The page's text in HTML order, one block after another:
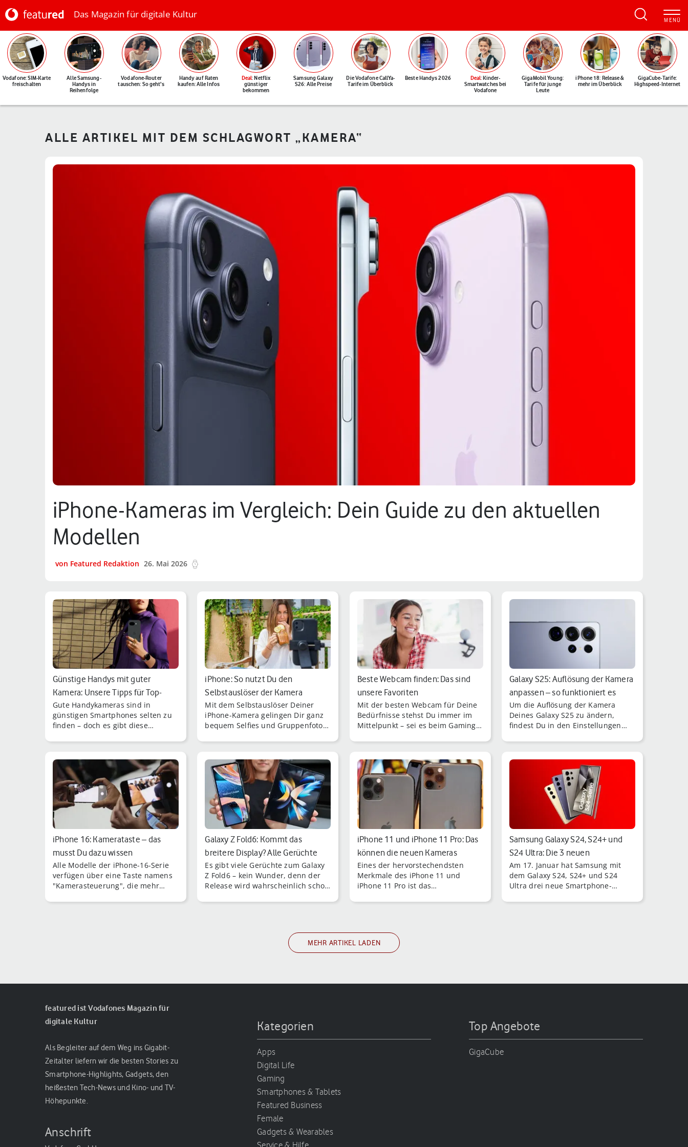
Das Magazin für digitale Kultur
Vodafone: SIM-Karte
freischalten
Alle Samsung-
Handys in
Reihenfolge
Vodafone-Router
tauschen: So geht's
Handy auf Raten
kaufen: Alle Infos
Deal: Netflix
günstiger
bekommen
Samsung Galaxy
S26: Alle Preise
Die Vodafone CallYa-
Tarife im Überblick
Beste Handys 2026 Deal: Kinder-
Smartwatches bei
Vodafone
GigaMobil Young:
Tarife für junge
Leute
iPhone 18: Release &
mehr im Überblick
GigaCube-Tarife:
Highspeed-Internet
ALLE ARTIKEL MIT DEM SCHLAGWORT „KAMERA“
iPhone-Kameras im Vergleich: Dein Guide zu den aktuellen
Modellen
von Featured Redaktion 26. Mai 2026
Günstige Handys mit guter
Kamera: Unsere Tipps für Top-
Fotos
Gute Handykameras sind in
günstigen Smartphones selten zu
finden – doch es gibt diese
iPhone: So nutzt Du den
Selbstauslöser der Kamera
Mit dem Selbstauslöser Deiner
iPhone-Kamera gelingen Dir ganz
bequem Selfies und Gruppenfotos.
Beste Webcam finden: Das sind
unsere Favoriten
Mit der besten Webcam für Deine
Bedürfnisse stehst Du immer im
Mittelpunkt – sei es beim Gaming,
Galaxy S25: Auflösung der Kamera
anpassen – so funktioniert es
Um die Auflösung der Kamera
Deines Galaxy S25 zu ändern,
findest Du in den Einstellungen
iPhone 16: Kamerataste – das
musst Du dazu wissen
Alle Modelle der iPhone-16-Serie
verfügen über eine Taste namens
"Kamerasteuerung", die mehr
Galaxy Z Fold6: Kommt das
breitere Display? Alle Gerüchte
Es gibt viele Gerüchte zum Galaxy
Z Fold6 – kein Wunder, denn der
Release wird wahrscheinlich schon
iPhone 11 und iPhone 11 Pro: Das
können die neuen Kameras
Eines der hervorstechendsten
Merkmale des iPhone 11 und
iPhone 11 Pro ist das
Samsung Galaxy S24, S24+ und
S24 Ultra: Die 3 neuen
Flaggschiffe …
Am 17. Januar hat Samsung mit
dem Galaxy S24, S24+ und S24
Ultra drei neue Smartphone-
MEHR ARTIKEL LADEN
featured ist Vodafones Magazin für
digitale Kultur
Als Begleiter auf dem Weg ins Gigabit-
Zeitalter liefern wir die besten Stories zu
Smartphone-Highlights, Gadgets, den
heißesten Tech-News und Kino- und TV-
Höhepunkte.
Anschrift
Kategorien
Apps
Digital Life
Gaming
Smartphones & Tablets
Featured Business
Female
Gadgets & Wearables
Top Angebote
GigaCube